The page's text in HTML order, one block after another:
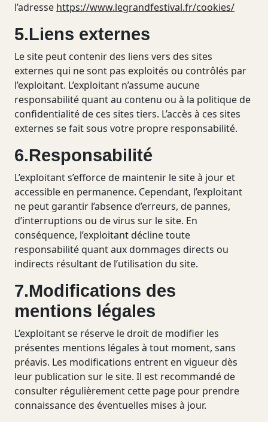
l’adresse https://www.legrandfestival.fr/cookies/
5.Liens externes
Le site peut contenir des liens vers des sites
externes qui ne sont pas exploités ou contrôlés par
l’exploitant. L’exploitant n’assume aucune
responsabilité quant au contenu ou à la politique de
confidentialité de ces sites tiers. L’accès à ces sites
externes se fait sous votre propre responsabilité.
6.Responsabilité
L’exploitant s’efforce de maintenir le site à jour et
accessible en permanence. Cependant, l’exploitant
ne peut garantir l’absence d’erreurs, de pannes,
d’interruptions ou de virus sur le site. En
conséquence, l’exploitant décline toute
responsabilité quant aux dommages directs ou
indirects résultant de l’utilisation du site.
7.Modifications des
mentions légales
L’exploitant se réserve le droit de modifier les
présentes mentions légales à tout moment, sans
préavis. Les modifications entrent en vigueur dès
leur publication sur le site. Il est recommandé de
consulter régulièrement cette page pour prendre
connaissance des éventuelles mises à jour.